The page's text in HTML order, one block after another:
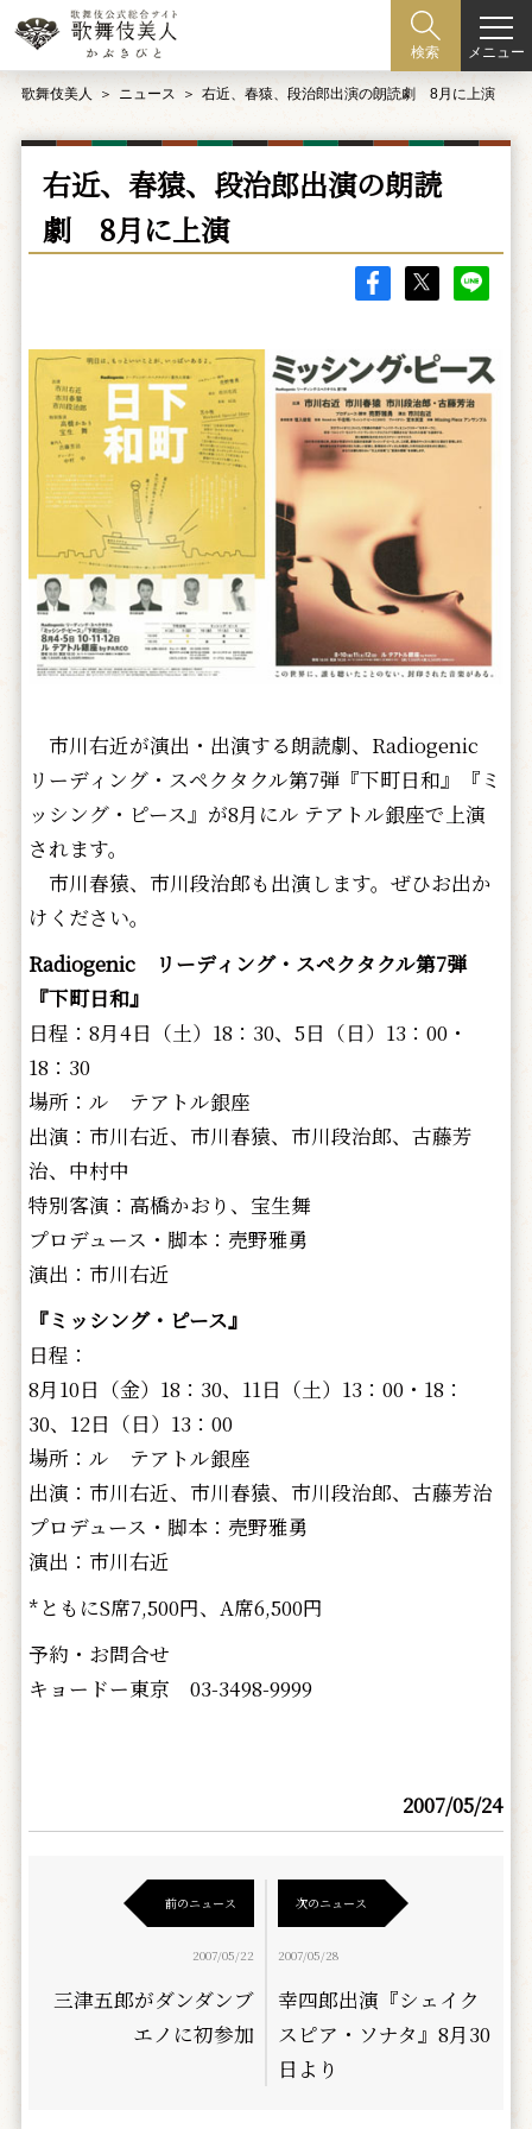
検索 メニュー
歌舞伎美人 ニュース 右近、春猿、段治郎出演の朗読劇 8月に上演
右近、春猿、段治郎出演の朗読
劇 8月に上演
市川右近が演出・出演する朗読劇、Radiogenic
リーディング・スペクタクル第7弾『下町日和』『ミ
ッシング・ピース』が8月にル テアトル銀座で上演
されます。
市川春猿、市川段治郎も出演します。ぜひお出か
けください。
Radiogenic リーディング・スペクタクル第7弾
『下町日和』
日程：8月4日（土）18：30、5日（日）13：00・
18：30
場所：ル テアトル銀座
出演：市川右近、市川春猿、市川段治郎、古藤芳
治、中村中
特別客演：高橋かおり、宝生舞
プロデュース・脚本：売野雅勇
演出：市川右近
『ミッシング・ピース』
日程：
8月10日（金）18：30、11日（土）13：00・18：
30、12日（日）13：00
場所：ル テアトル銀座
出演：市川右近、市川春猿、市川段治郎、古藤芳治
プロデュース・脚本：売野雅勇
演出：市川右近
*ともにS席7,500円、A席6,500円
予約・お問合せ
キョードー東京 03-3498-9999
2007/05/24
前のニュース
2007/05/22
三津五郎がダンダンブ
エノに初参加
次のニュース
2007/05/28
幸四郎出演『シェイク
スピア・ソナタ』8月30
日より